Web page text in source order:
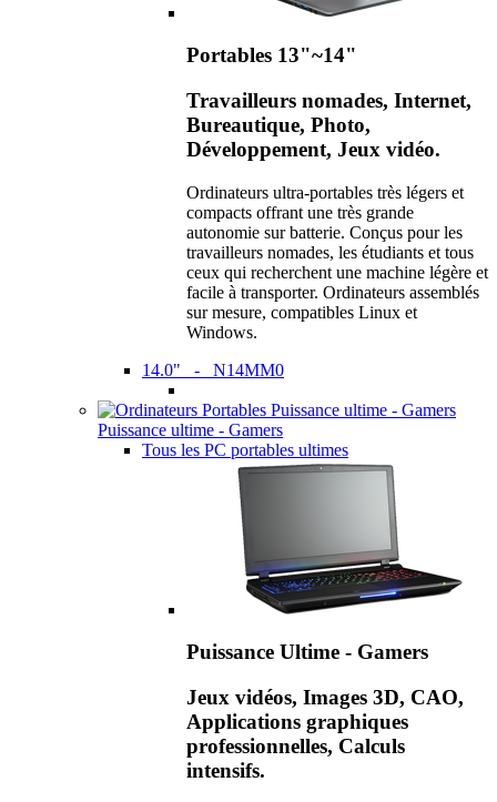
Portables 13"~14"
Travailleurs nomades, Internet,
Bureautique, Photo,
Développement, Jeux vidéo.
Ordinateurs ultra-portables très légers et
compacts offrant une très grande
autonomie sur batterie. Conçus pour les
travailleurs nomades, les étudiants et tous
ceux qui recherchent une machine légère et
facile à transporter. Ordinateurs assemblés
sur mesure, compatibles Linux et
Windows.
14.0" - N14MM0
Puissance ultime - Gamers
Tous les PC portables ultimes
Puissance Ultime - Gamers
Jeux vidéos, Images 3D, CAO,
Applications graphiques
professionnelles, Calculs
intensifs.